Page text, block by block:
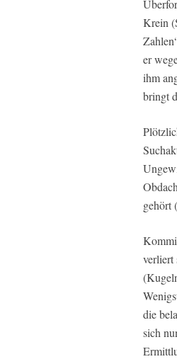
Krein
er
ihm
bringt
gehört
verliert
die
sich